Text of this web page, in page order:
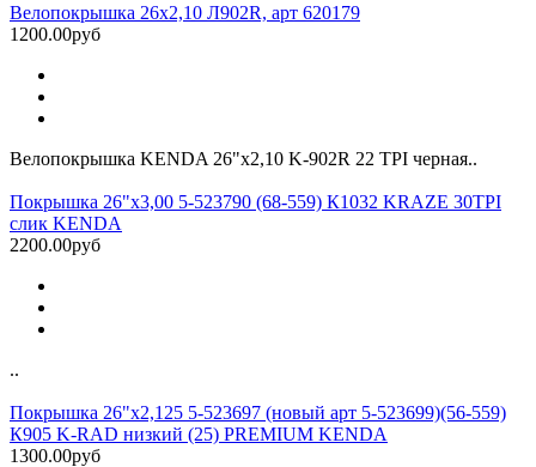
Велопокрышка 26х2,10 Л902R, арт 620179
1200.00руб
Велопокрышка KENDA 26"х2,10 K-902R 22 TPI черная..
Покрышка 26"х3,00 5-523790 (68-559) К1032 KRAZE 30TPI
слик KENDA
2200.00руб
..
Покрышка 26"x2,125 5-523697 (новый арт 5-523699)(56-559)
К905 K-RAD низкий (25) PREMIUM KENDA
1300.00руб